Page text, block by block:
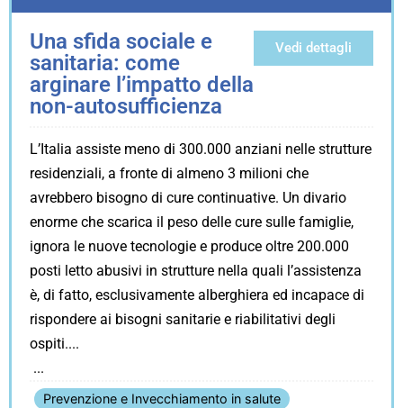
Una sfida sociale e
sanitaria: come
arginare l’impatto della
non-autosufficienza
Vedi dettagli
L’Italia assiste meno di 300.000 anziani nelle strutture
residenziali, a fronte di almeno 3 milioni che
avrebbero bisogno di cure continuative. Un divario
enorme che scarica il peso delle cure sulle famiglie,
ignora le nuove tecnologie e produce oltre 200.000
posti letto abusivi in strutture nella quali l’assistenza
è, di fatto, esclusivamente alberghiera ed incapace di
rispondere ai bisogni sanitarie e riabilitativi degli
ospiti.
Prevenzione e Invecchiamento in salute